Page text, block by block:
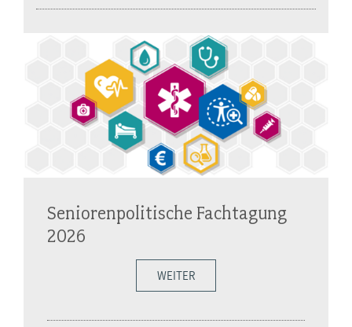
Seniorenpolitische Fachtagung
2026
WEITER